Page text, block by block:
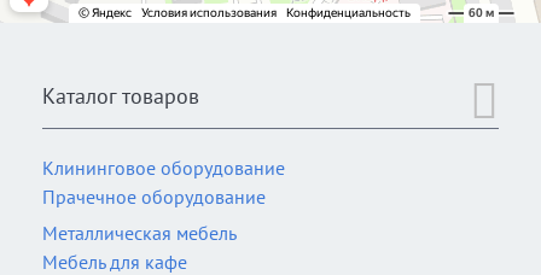
Каталог товаров
Клининговое оборудование
Прачечное оборудование
Металлическая мебель
Мебель для кафе